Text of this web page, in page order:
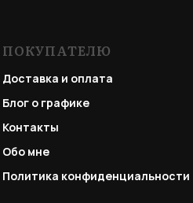
ПОКУПАТЕЛЮ
Доставка и оплата
Блог о графике
Контакты
Обо мне
Политика конфиденциальности